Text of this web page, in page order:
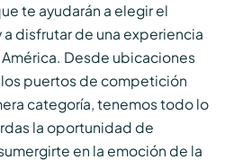
te ayudarán a elegir el
disfrutar de una experiencia
Desde ubicaciones
puertos de competición
categoría, tenemos todo lo
la oportunidad de
en la emoción de la